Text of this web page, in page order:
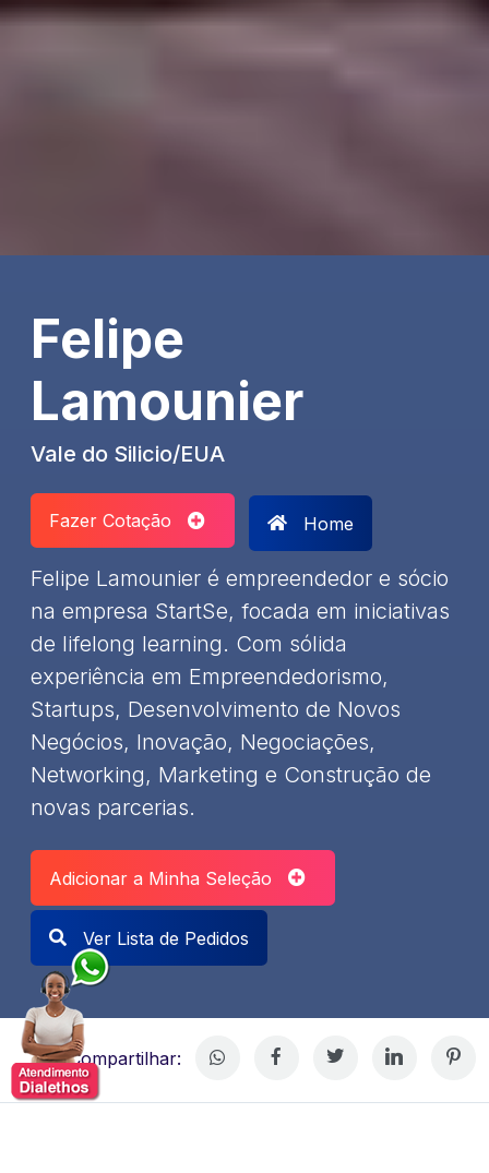
Felipe
Lamounier
Vale do Silicio/EUA
Fazer Cotação Home
Felipe Lamounier é empreendedor e sócio
na empresa StartSe, focada em iniciativas
de lifelong learning. Com sólida
experiência em Empreendedorismo,
Startups, Desenvolvimento de Novos
Negócios, Inovação, Negociações,
Networking, Marketing e Construção de
novas parcerias.
Adicionar a Minha Seleção
Ver Lista de Pedidos
Compartilhar: